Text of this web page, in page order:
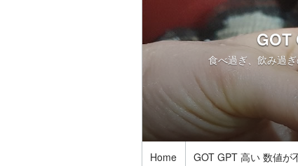
GOT
食べ過ぎ、飲み過
Home GOT GPT 高い 数値が